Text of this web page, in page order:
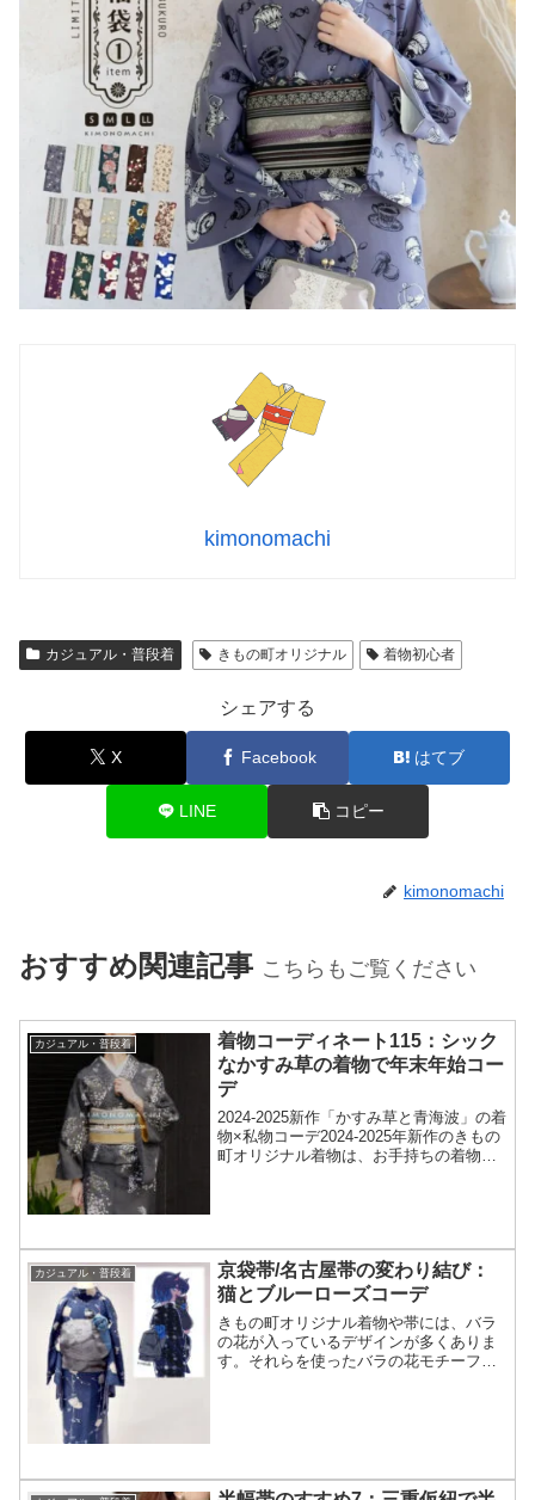
kimonomachi
カジュアル・普段着 きもの町オリジナル 着物初心者
シェアする
X Facebook はてブ
LINE コピー
kimonomachi
おすすめ関連記事 こちらもご覧ください
カジュアル・普段着
着物コーディネート115：シック
なかすみ草の着物で年末年始コー
デ
2024-2025新作「かすみ草と青海波」の着
物×私物コーデ2024-2025年新作のきもの
町オリジナル着物は、お手持ちの着物や
カジュアル・普段着
京袋帯/名古屋帯の変わり結び：
猫とブルーローズコーデ
きもの町オリジナル着物や帯には、バラ
の花が入っているデザインが多くありま
す。それらを使ったバラの花モチーフの